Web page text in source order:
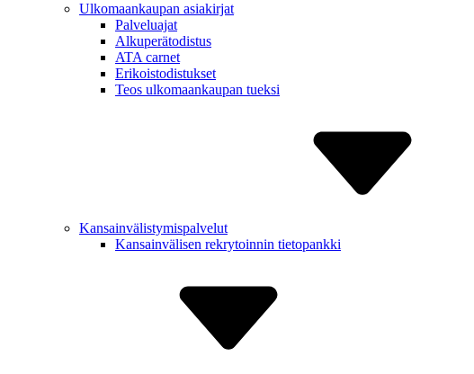
Ulkomaan­kaupan asiakirjat
Palveluajat
Alkuperä­todistus
ATA carnet
Erikois­todistukset
Teos ulkomaan­kaupan tueksi
Kansain­välistymis­palvelut
Kansain­välisen rekry­toinnin tietopankki